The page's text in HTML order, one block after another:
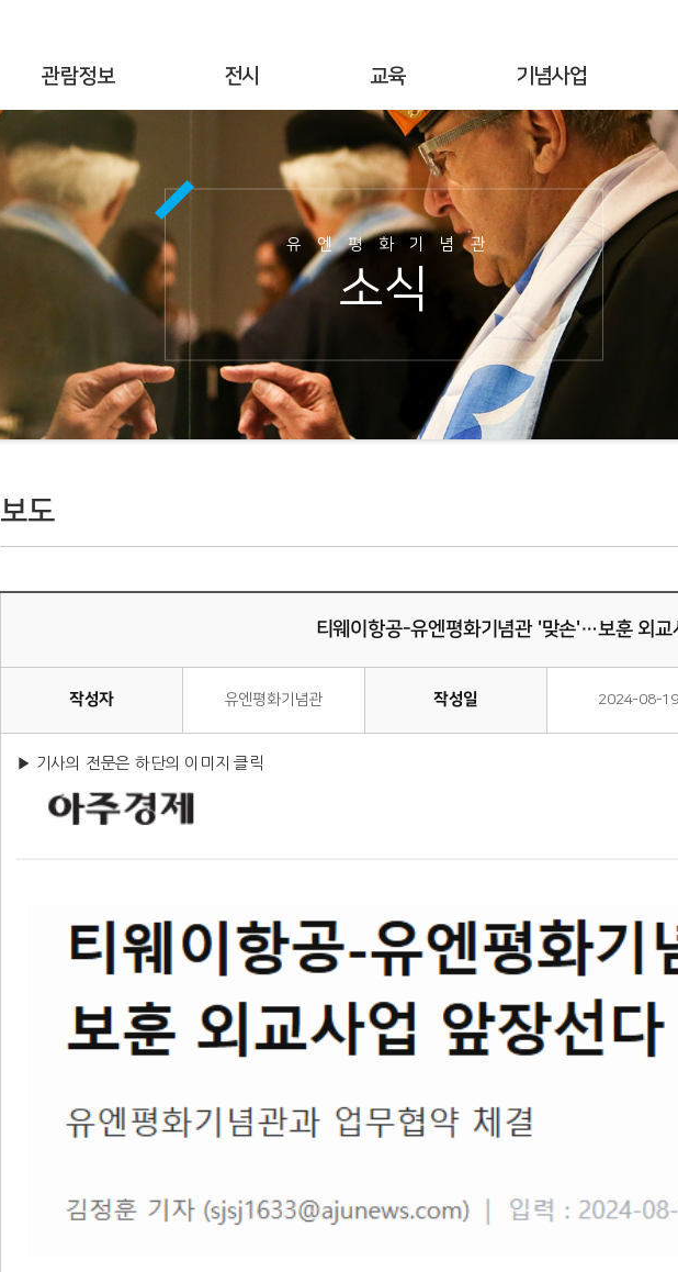
관람정보
관람안내
대관안내
시설안내
통합신청조회
전시
기획전시
야외전시
사이버전시
6·25전쟁 캠페인
명예의 전당
교육
연간교육
교육공지
현장교육
온라인 교육
교육사진
기념사업
기념행사
UN군 참전현황
기념시설정보
이달의 참전국
이달의 영웅
유엔평화기념관
소식
보도
티웨이항공-유엔평화기념관 '맞손'…보훈 외교
작성자 유엔평화기념관 작성일 2024-08-19
▶ 기사의 전문은 하단의 이미지 클릭